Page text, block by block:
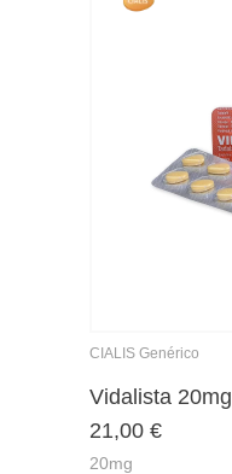
CIALIS Genérico
Vidalista 20mg
21,00 €
20mg